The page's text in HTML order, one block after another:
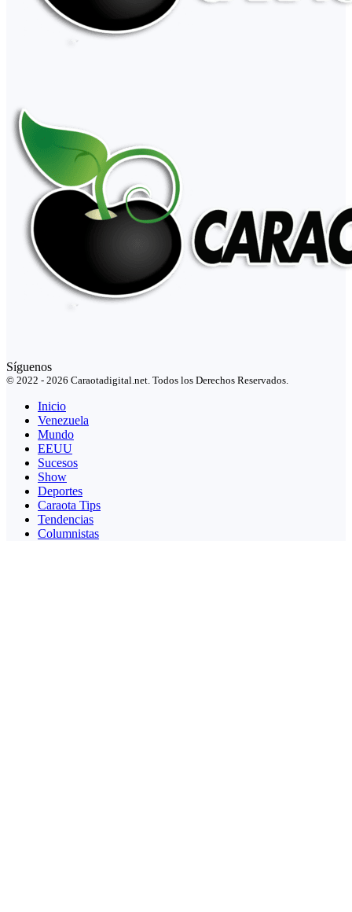
Síguenos
© 2022 - 2026 Caraotadigital.net. Todos los Derechos Reservados.
Inicio
Venezuela
Mundo
EEUU
Sucesos
Show
Deportes
Caraota Tips
Tendencias
Columnistas